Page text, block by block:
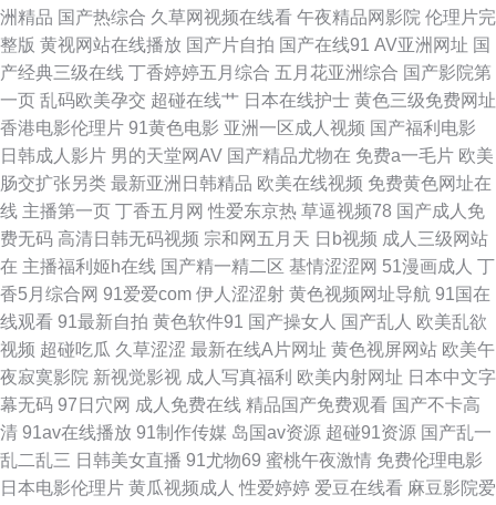
中文在线伦 传媒avcom 久久三级片AV 日韩精品三区 在线天堂资源 九一入口
伊人99黑料 国产精品五区 日韩色欧 91视频在线导航 福利姬电影院 蜜桃
AV97 丝袜网站 91网站做爱 福利社区导航 另类图综丁香五月 天堂社区大香
蕉 白丝学姐在线自慰 午夜少妇秀场Av 97日韩色情 国产精品久久撸 人人超碰
人人 亚洲色色网站 波多结依 黄色三级片yyc 丝袜性交免费网站 99精品国 激
情AV网址 日韩高清色图 91海角视频 国产91在 欧美色网络 香蕉视频禁18 TS
调教直男 九九性视频 日韩中文三级 白丝jk后入 玖玖大香蕉老司机 色五月天
网 91视屏18 国产操逼视屏 欧美日韩AR 97久久视频 国产视频第69页 日本叼
嘿片 91福利所 国产第页 人妖自慰 在线天堂乱轮网站 超碰国产肏屄 久热草
洲精品 国产热综合 久草网视频在线看 午夜精品网影院 伦理片完
整版 黄视网站在线播放 国产片自拍 国产在线91 AV亚洲网址 国
产经典三级在线 丁香婷婷五月综合 五月花亚洲综合 国产影院第
一页 乱码欧美孕交 超碰在线艹 日本在线护士 黄色三级免费网址
香港电影伦理片 91黄色电影 亚洲一区成人视频 国产福利电影
日韩成人影片 男的天堂网AV 国产精品尤物在 免费a一毛片 欧美
肠交扩张另类 最新亚洲日韩精品 欧美在线视频 免费黄色网址在
线 主播第一页 丁香五月网 性爱东京热 草逼视频78 国产成人免
费无码 高清日韩无码视频 宗和网五月天 日b视频 成人三级网站
在 主播福利姬h在线 国产精一精二区 基情涩涩网 51漫画成人 丁
香5月综合网 91爱爱com 伊人涩涩射 黄色视频网址导航 91国在
线观看 91最新自拍 黄色软件91 国产操女人 国产乱人 欧美乱欲
视频 超碰吃瓜 久草涩涩 最新在线A片网址 黄色视屏网站 欧美午
夜寂寞影院 新视觉影视 成人写真福利 欧美内射网址 日本中文字
幕无码 97日穴网 成人免费在线 精品国产免费观看 国产不卡高
清 91av在线播放 91制作传媒 岛国av资源 超碰91资源 国产乱一
乱二乱三 日韩美女直播 91尤物69 蜜桃午夜激情 免费伦理电影
日本电影伦理片 黄瓜视频成人 性爱婷婷 爱豆在线看 麻豆影院爱